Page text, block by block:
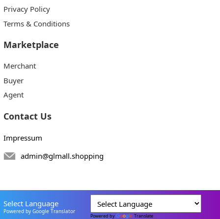
Privacy Policy
Terms & Conditions
Marketplace
Merchant
Buyer
Agent
Contact Us
Impressum
admin@glmall.shopping
Select Language
Powered by Google Translator
Powered by Translate